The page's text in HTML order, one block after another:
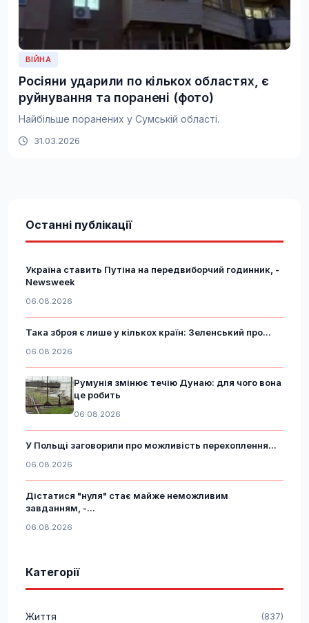
ВІЙНА
Росіяни ударили по кількох областях, є
руйнування та поранені (фото)
Найбільше поранених у Сумській області.
31.03.2026
Останні публікації
Україна ставить Путіна на передвиборчий годинник, -
Newsweek
06.08.2026
Така зброя є лише у кількох країн: Зеленський про...
06.08.2026
Румунія змінює течію Дунаю: для чого вона
це робить
06.08.2026
У Польщі заговорили про можливість перехоплення...
06.08.2026
Дістатися "нуля" стає майже неможливим
завданням, -...
06.08.2026
Категорії
Життя (837)